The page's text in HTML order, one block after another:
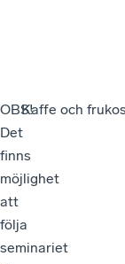
OBS!
Det
finns
möjlighet
att
följa
seminariet
Kaffe och